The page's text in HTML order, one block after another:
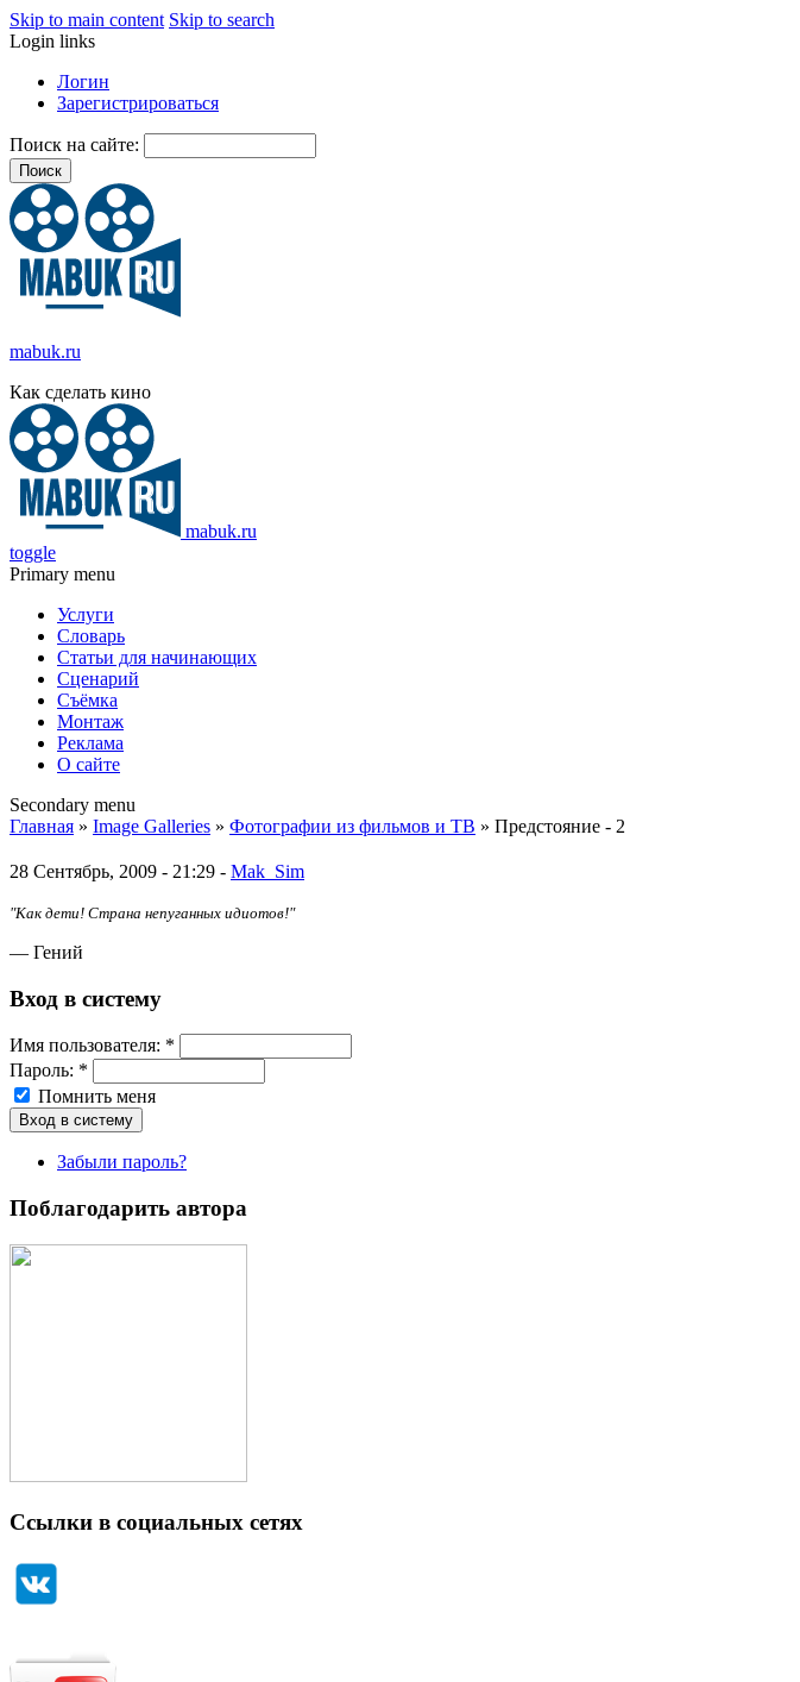
Skip to main content Skip to search
Login links
Логин
Зарегистрироваться
Поиск на сайте:
mabuk.ru
Как сделать кино
mabuk.ru
toggle
Primary menu
Услуги
Словарь
Статьи для начинающих
Сценарий
Съёмка
Монтаж
Реклама
О сайте
Secondary menu
Главная » Image Galleries » Фотографии из фильмов и ТВ » Предстояние - 2
28 Сентябрь, 2009 - 21:29 - Mak_Sim
"Как дети! Страна непуганных идиотов!"
— Гений
Вход в систему
Имя пoльзовaтeля: *
Пароль: *
Помнить меня
Забыли пароль?
Поблагодарить автора
Ссылки в социальных сетях